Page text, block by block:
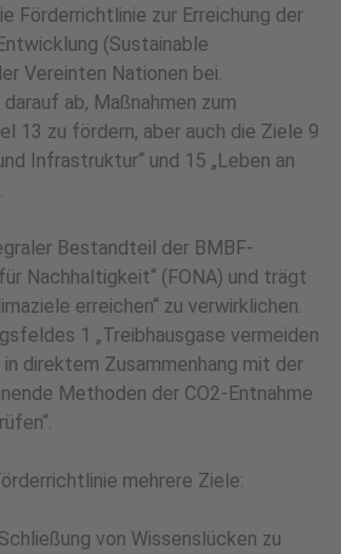
Förderrichtlinie zur Erreichung der
(Sustainable
Vereinten Nationen bei.
ab, Maßnahmen zum
13 zu fördern, aber auch die Ziele 9
Infrastruktur“ und 15 „Leben an
Bestandteil der BMBF-
Nachhaltigkeit“ (FONA) und trägt
erreichen“ zu verwirklichen.
1 „Treibhausgase vermeiden
direktem Zusammenhang mit der
Methoden der CO2-Entnahme
mehrere Ziele:
von Wissenslücken zu